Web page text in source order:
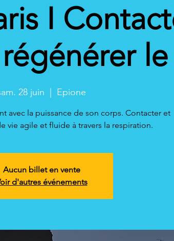
I
28 juin Epione
avec la puissance de son corps. Contacter et
Aucun billet en vente
d'autres événements